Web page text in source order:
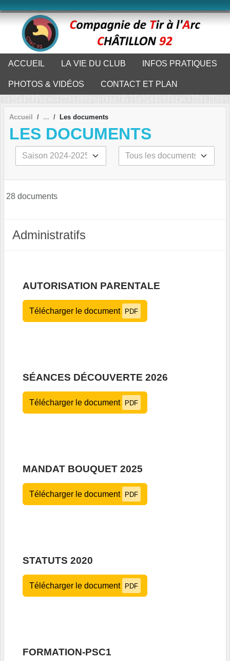
ACCUEIL LA VIE DU CLUB INFOS PRATIQUES
PHOTOS & VIDÉOS CONTACT ET PLAN
Accueil Les documents
LES DOCUMENTS
28 documents
Administratifs
AUTORISATION PARENTALE
Télécharger le document PDF
SÉANCES DÉCOUVERTE 2026
Télécharger le document PDF
MANDAT BOUQUET 2025
Télécharger le document PDF
STATUTS 2020
Télécharger le document PDF
FORMATION-PSC1